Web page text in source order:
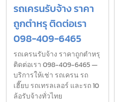
รถเครนรับจ้าง ราคา
ถูกตำหรุ ติดต่อเรา
098-409-6465
รถเครนรับจ้าง ราคาถูกตำหรุ
ติดต่อเรา 098-409-6465 —
บริการให้เช่า รถเครน รถ
เฮี๊ยบ รถเทรลเลอร์ และรถ 10
ล้อรับจ้างทั่วไทย